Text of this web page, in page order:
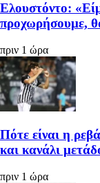
Ελουστόντο:
προχωρήσουμε,
πριν 1 ώρα
Πότε είναι η
και κανάλι
πριν 1 ώρα